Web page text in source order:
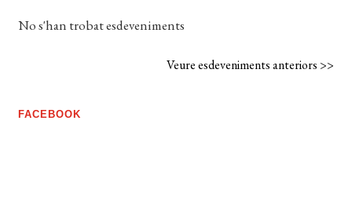
No s'han trobat esdeveniments
Veure esdeveniments anteriors >>
FACEBOOK